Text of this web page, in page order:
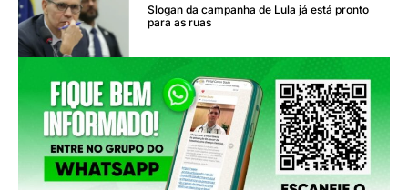
Slogan da campanha de Lula já está pronto
para as ruas